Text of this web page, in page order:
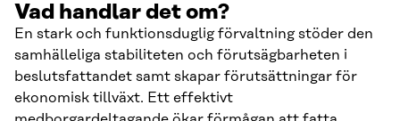
Vad handlar det om?
En stark och funktionsduglig förvaltning stöder den
samhälleliga stabiliteten och förutsägbarheten i
beslutsfattandet samt skapar förutsättningar för
ekonomisk tillväxt. Ett effektivt